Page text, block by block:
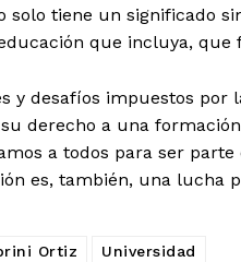
solo tiene un significado
que incluya, que
y desafíos impuestos
derecho a una
a todos para ser
es, también, una lucha
Ortiz Universidad